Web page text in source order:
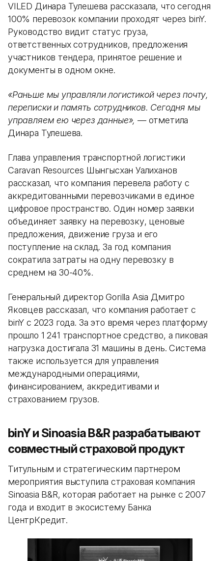
VILED Динара Тулешева рассказала, что сегодня
100% перевозок компании проходят через binY.
Руководство видит статус груза,
ответственных сотрудников, предложения
участников тендера, принятое решение и
документы в одном окне.
«Раньше мы управляли логистикой через почту,
переписки и память сотрудников. Сегодня мы
управляем ею через данные», — отметила
Динара Тулешева.
Глава управления транспортной логистики
Caravan Resources Шынгысхан Уалиханов
рассказал, что компания перевела работу с
аккредитованными перевозчиками в единое
цифровое пространство. Один номер заявки
объединяет заявку на перевозку, ценовые
предложения, движение груза и его
поступление на склад. За год компания
сократила затраты на одну перевозку в
среднем на 30-40%.
Генеральный директор Gorilla Asia Дмитро
Яковцев рассказал, что компания работает с
binY с 2023 года. За это время через платформу
прошло 1 241 транспортное средство, а пиковая
нагрузка достигала 31 машины в день. Система
также используется для управления
международными операциями,
финансированием, аккредитивами и
страхованием грузов.
binY и Sinoasia B&R разрабатывают
совместный страховой продукт
Титульным и стратегическим партнером
мероприятия выступила страховая компания
Sinoasia B&R, которая работает на рынке с 2007
года и входит в экосистему Банка
ЦентрКредит.